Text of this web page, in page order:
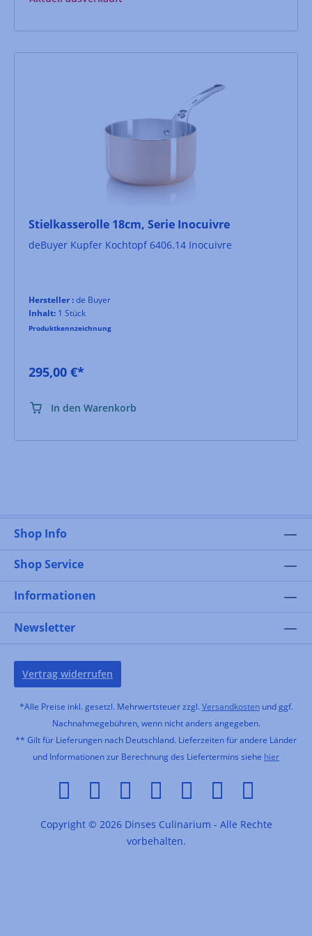
Stielkasserolle 18cm, Serie Inocuivre
deBuyer Kupfer Kochtopf 6406.14 Inocuivre
Hersteller :de Buyer
Inhalt: 1 Stück
Produktkennzeichnung
295,00 €*
In den Warenkorb
Shop Info
Shop Service
Informationen
Newsletter
Vertrag widerrufen
*Alle Preise inkl. gesetzl. Mehrwertsteuer zzgl. Versandkostenund ggf.
Nachnahmegebühren, wenn nicht anders angegeben.
** Gilt für Lieferungen nach Deutschland. Lieferzeiten für andere Länder
und Informationen zur Berechnung des Liefertermins siehe hier
Copyright © 2026 Dinses Culinarium - Alle Rechte
vorbehalten.